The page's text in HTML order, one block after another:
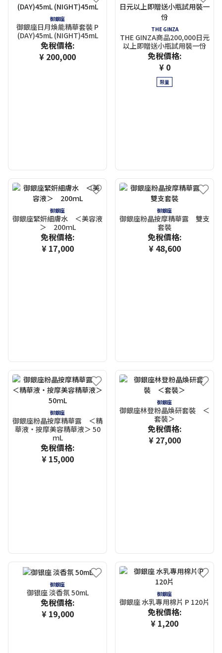
御銀座
御銀座日月煥能精華套裝 P
(DAY)45mL (NIGHT)45mL
免稅價格:
¥ 200,000
THE GINZA
THE GINZA商品200,000日元
以上即贈送小瓶試用裝一份
免稅價格:
¥ 0
限量
御銀座
御銀座緊妍細膚水 ＜美容液
＞ 200ｍL
免稅價格:
¥ 17,000
御銀座
御銀座粉晶按摩精華露 雙支
套裝
免稅價格:
¥ 48,600
御銀座
御銀座粉晶按摩精華露 ＜精
華液・按摩美容精華液＞ 50
ｍL
免稅價格:
¥ 15,000
御銀座
御銀座林登粉晶煥研套裝 ＜
套裝＞
免稅價格:
¥ 27,000
御銀座
御银座 淡香氛 50mL
免稅價格:
¥ 19,000
御銀座
御銀座 水乳專用棉片 P 120片
免稅價格:
¥ 1,200